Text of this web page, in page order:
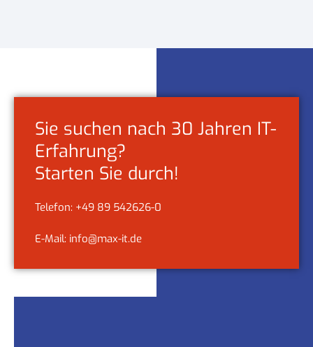
Sie suchen nach 30 Jahren IT-
Erfahrung?
Starten Sie durch!
Telefon: +49 89 542626-0
E-Mail: info@max-it.de